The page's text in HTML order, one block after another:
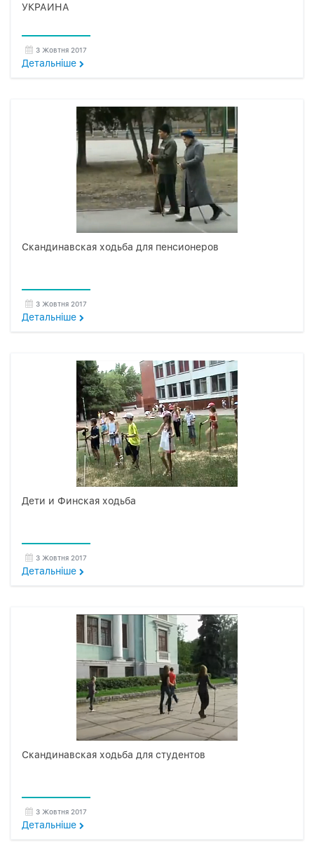
УКРАИНА
3 Жовтня 2017
Детальнiше
Скандинавская ходьба для пенсионеров
3 Жовтня 2017
Детальнiше
Дети и Финская ходьба
3 Жовтня 2017
Детальнiше
Скандинавская ходьба для студентов
3 Жовтня 2017
Детальнiше